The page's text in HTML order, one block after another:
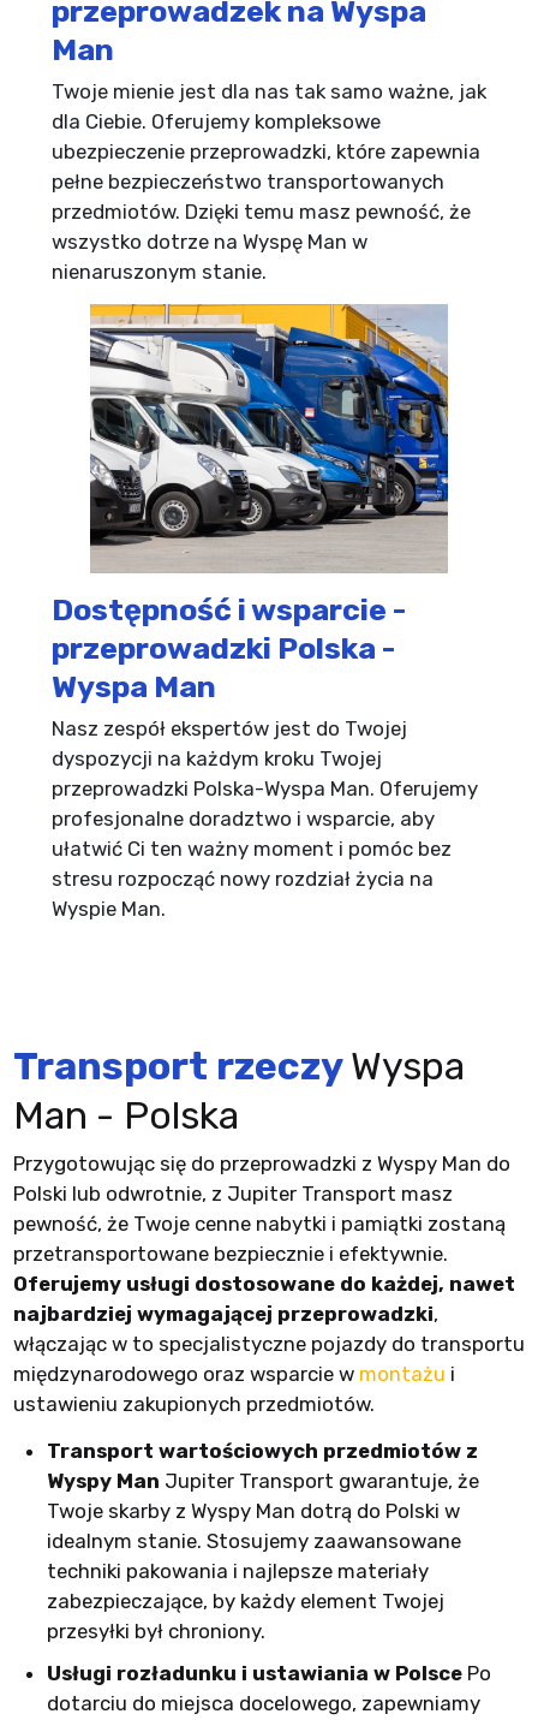
przeprowadzek na Wyspa
Man
Twoje mienie jest dla nas tak samo ważne, jak
dla Ciebie. Oferujemy kompleksowe
ubezpieczenie przeprowadzki, które zapewnia
pełne bezpieczeństwo transportowanych
przedmiotów. Dzięki temu masz pewność, że
wszystko dotrze na Wyspę Man w
nienaruszonym stanie.
Dostępność i wsparcie -
przeprowadzki Polska -
Wyspa Man
Nasz zespół ekspertów jest do Twojej
dyspozycji na każdym kroku Twojej
przeprowadzki Polska-Wyspa Man. Oferujemy
profesjonalne doradztwo i wsparcie, aby
ułatwić Ci ten ważny moment i pomóc bez
stresu rozpocząć nowy rozdział życia na
Wyspie Man.
Transport rzeczyWyspa
Man - Polska
Przygotowując się do przeprowadzki z Wyspy Man do
Polski lub odwrotnie, z Jupiter Transport masz
pewność, że Twoje cenne nabytki i pamiątki zostaną
przetransportowane bezpiecznie i efektywnie.
Oferujemy usługi dostosowane do każdej, nawet
najbardziej wymagającej przeprowadzki,
włączając w to specjalistyczne pojazdy do transportu
międzynarodowego oraz wsparcie w montażu i
ustawieniu zakupionych przedmiotów.
Transport wartościowych przedmiotów z
Wyspy Man Jupiter Transport gwarantuje, że
Twoje skarby z Wyspy Man dotrą do Polski w
idealnym stanie. Stosujemy zaawansowane
techniki pakowania i najlepsze materiały
zabezpieczające, by każdy element Twojej
przesyłki był chroniony.
Usługi rozładunku i ustawiania w PolscePo
dotarciu do miejsca docelowego, zapewniamy